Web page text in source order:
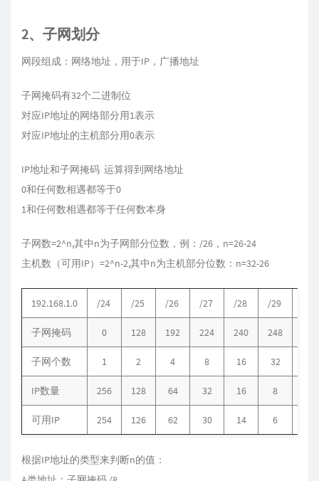
2、子网划分
网段组成：网络地址，用于IP，广播地址
子网掩码有32个二进制位
对应IP地址的网络部分用1表示
对应IP地址的主机部分用0表示
IP地址和子网掩码 运算得到网络地址
0和任何数相遇都等于0
1和任何数相遇都等于任何数本身
子网数=2^n,其中n为子网部分位数，例：/26，n=26-24
主机数（可用IP）=2^n-2,其中n为主机部分位数：n=32-26
192.168.1.0 /24 /25 /26 /27 /28 /29
子网掩码 0 128 192 224 240 248
子网个数 1 2 4 8 16 32
IP数量 256 128 64 32 16 8
可用IP 254 126 62 30 14 6
根据IP地址的类型来判断n的值：